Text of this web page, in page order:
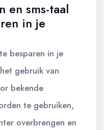
en sms-taal
in je
besparen in je
gebruik van
bekende
te gebruiken,
overbrengen en